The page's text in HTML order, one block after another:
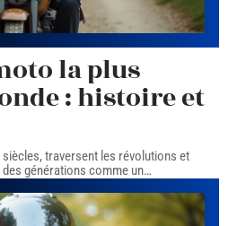
la plus
: histoire et
traversent les révolutions et
générations comme un…